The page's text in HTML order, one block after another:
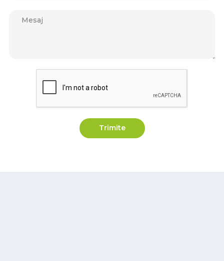
Trimite